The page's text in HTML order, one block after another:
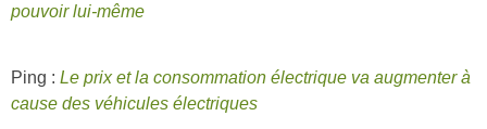
pouvoir lui-même
Ping : Le prix et la consommation électrique va augmenter à
cause des véhicules électriques